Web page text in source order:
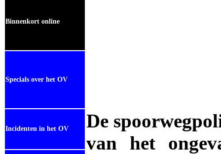
Binnenkort online
Specials over het OV
Incidenten in het OV
De
van het